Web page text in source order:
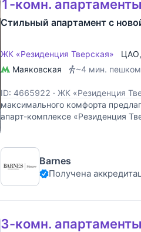
1-комн.
Стильный апартамент с
ЖК «Резиденция Тверская» ЦАО,
Маяковская
~4 мин. пешком
ID: 4665922 · ЖК «Резиденция
максимального комфорта
апарт-комплексе «Резиденция
Barnes
Получена
3-комн.